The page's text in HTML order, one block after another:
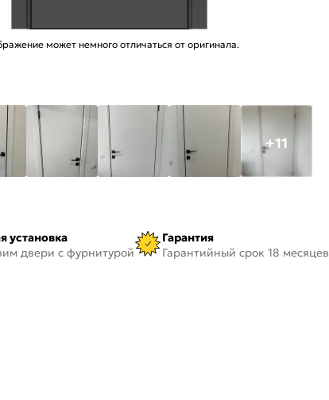
может немного отличаться от оригинала.
+11
установка
двери с фурнитурой
Гарантия
Гарантийный срок 18 месяцев